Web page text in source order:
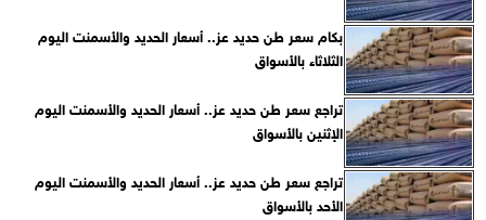
بكام سعر طن حديد عز.. أسعار الحديد والأسمنت اليوم
الثلاثاء بالأسواق
تراجع سعر طن حديد عز.. أسعار الحديد والأسمنت اليوم
الإثنين بالأسواق
تراجع سعر طن حديد عز.. أسعار الحديد والأسمنت اليوم
الأحد بالأسواق